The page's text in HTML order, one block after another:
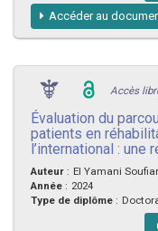
Accéder au
Accès
Évaluation du
patients en
l’international :
Auteur : El Yamani
Année : 2024
Type de diplôme :